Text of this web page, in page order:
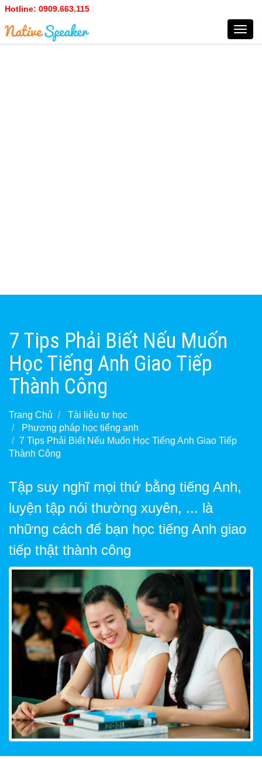
Hotline: 0909.663.115
7 Tips Phải Biết Nếu Muốn
Học Tiếng Anh Giao Tiếp
Thành Công
Trang Chủ
Tài liệu tự học
Phương pháp học tiếng anh
7 Tips Phải Biết Nếu Muốn Học Tiếng Anh Giao Tiếp
Thành Công
Tập suy nghĩ mọi thứ bằng tiếng Anh,
luyện tập nói thường xuyên, ... là
những cách để bạn học tiếng Anh giao
tiếp thật thành công